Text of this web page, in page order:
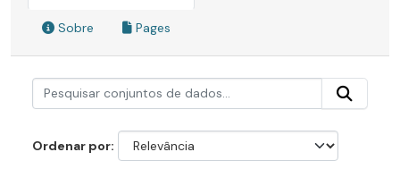
Sobre Pages
Ordenar por